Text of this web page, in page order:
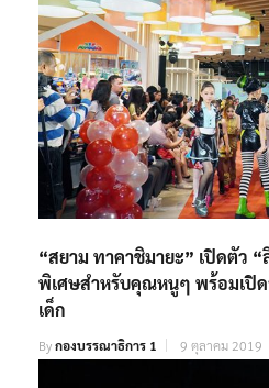
“สยาม ทาคาชิมายะ” เปิดตัว
พิเศษสำหรับคุณหนูๆ พร้อมเปิด
เด็ก
Byกองบรรณาธิการ 1 9 ตุลาคม 2019